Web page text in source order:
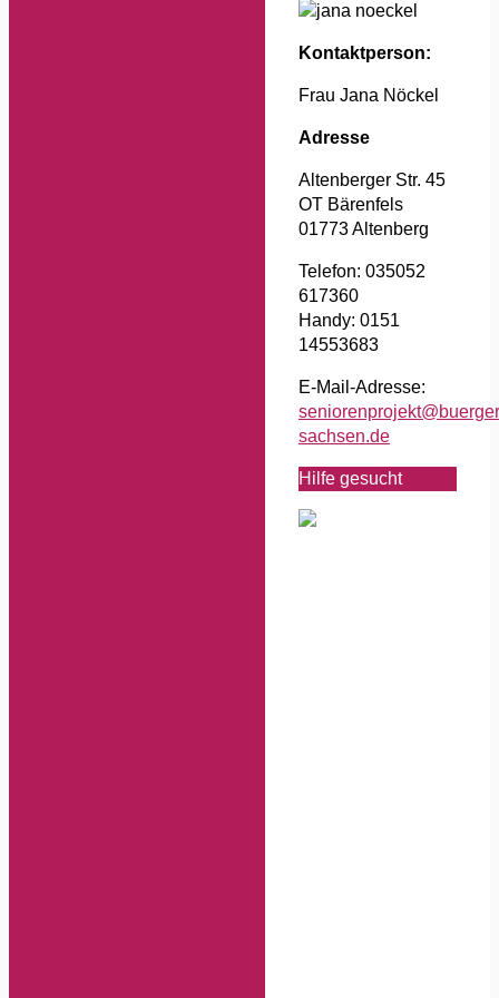
Kontaktperson:
Frau Jana Nöckel
Adresse
Altenberger Str. 45
OT Bärenfels
01773 Altenberg
Telefon: 035052
617360
Handy: 0151
14553683
E-Mail-Adresse:
sachsen.de
Hilfe gesucht